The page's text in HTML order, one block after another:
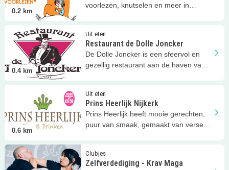
0.2 km
voorlezen, knutselen en meer in
0.4 km
Uit eten
Restaurant de Dolle Joncker
De Dolle Joncker is een sfeervol en
gezellig restaurant aan de haven van
Lees meer Restaurant de Dolle Joncker
0.6 km
Uit eten
Prins Heerlijk Nijkerk
Prins Heerlijk heeft mooie gerechten,
puur van smaak, gemaakt van verse
Prins Heerlijk Nijkerk
Clubjes
Zelfverdediging - Krav Maga
Lees meer Zelfverdediging - Krav Maga